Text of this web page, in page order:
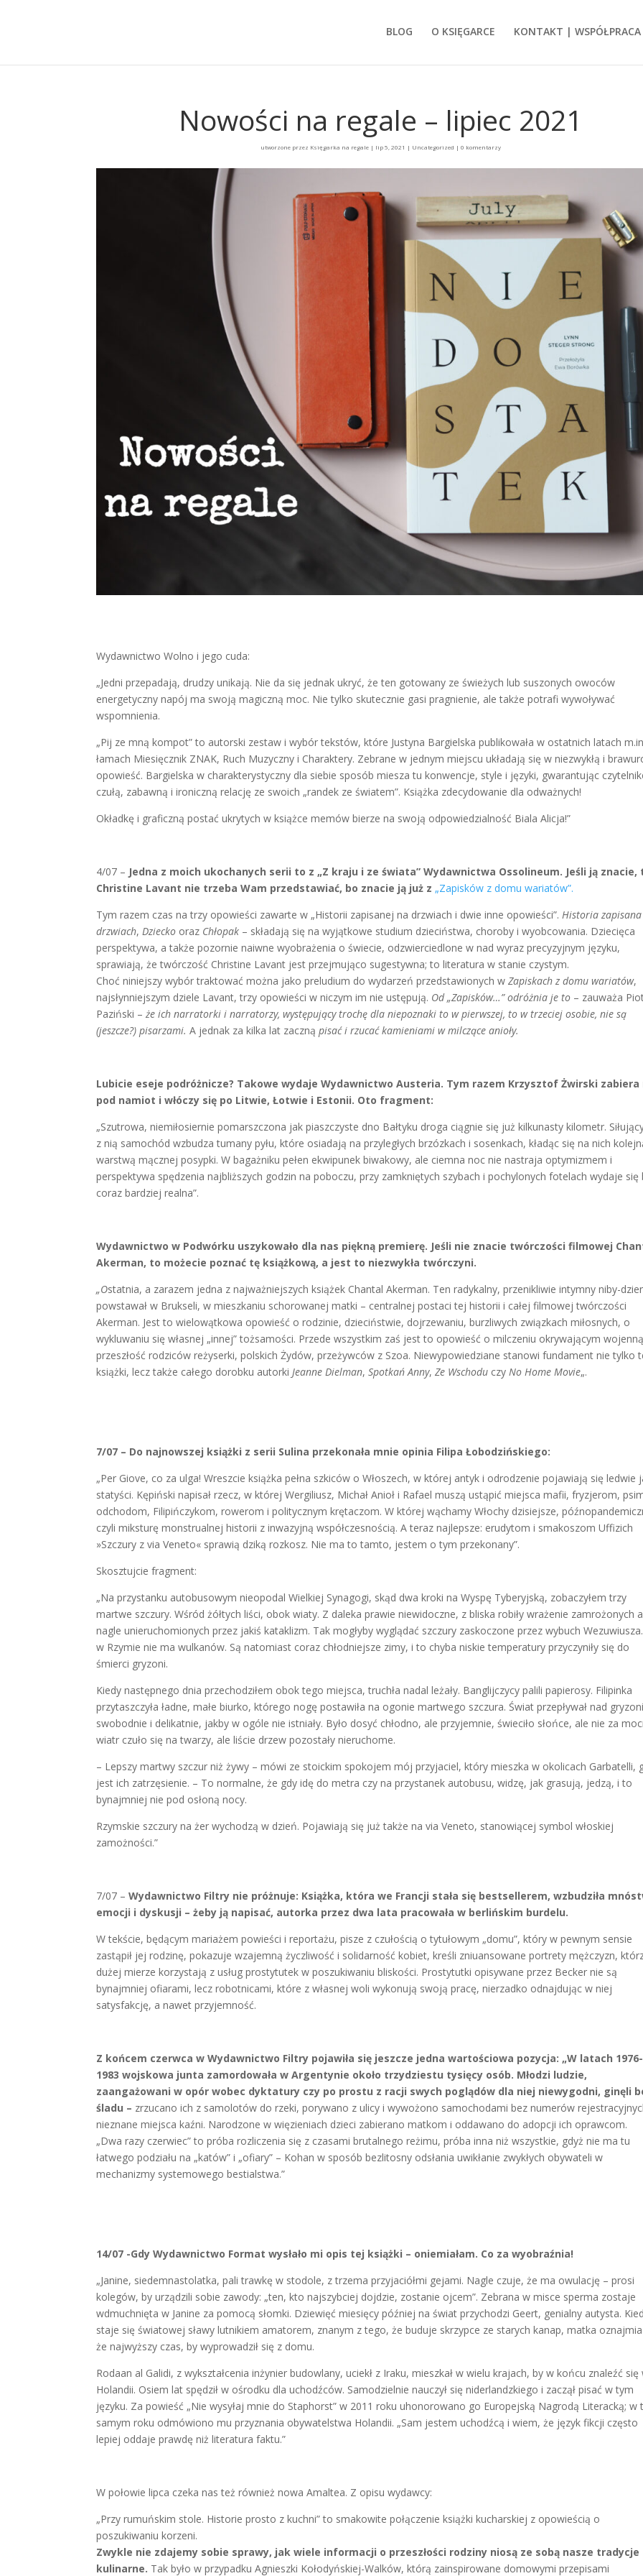
BLOG O KSIĘGARCE KONTAKT | WSPÓŁPRACA
Nowości na regale – lipiec 2021
utworzone przez Księgarka na regale| lip 5, 2021 | Uncategorized | 0 komentarzy
Wydawnictwo Wolno i jego cuda:
„Jedni przepadają, drudzy unikają. Nie da się jednak ukryć, że ten gotowany ze świeżych lub suszonych owoców
energetyczny napój ma swoją magiczną moc. Nie tylko skutecznie gasi pragnienie, ale także potrafi wywoływać
wspomnienia.
„Pij ze mną kompot” to autorski zestaw i wybór tekstów, które Justyna Bargielska publikowała w ostatnich latach
łamach Miesięcznik ZNAK, Ruch Muzyczny i Charaktery. Zebrane w jednym miejscu układają się w niezwykłą i
opowieść. Bargielska w charakterystyczny dla siebie sposób miesza tu konwencje, style i języki, gwarantując
czułą, zabawną i ironiczną relację ze swoich „randek ze światem”. Książka zdecydowanie dla odważnych!
Okładkę i graficzną postać ukrytych w książce memów bierze na swoją odpowiedzialność Biala Alicja!”
4/07 – Jedna z moich ukochanych serii to z „Z kraju i ze świata” Wydawnictwa Ossolineum. Jeśli ją znacie,
Christine Lavant nie trzeba Wam przedstawiać, bo znacie ją już z „Zapisków z domu wariatów”.
Tym razem czas na trzy opowieści zawarte w „Historii zapisanej na drzwiach i dwie inne opowieści”. Historia
drzwiach, Dziecko oraz Chłopak – składają się na wyjątkowe studium dzieciństwa, choroby i wyobcowania. Dziecięca
perspektywa, a także pozornie naiwne wyobrażenia o świecie, odzwierciedlone w nad wyraz precyzyjnym języku,
sprawiają, że twórczość Christine Lavant jest przejmująco sugestywna; to literatura w stanie czystym.
Choć niniejszy wybór traktować można jako preludium do wydarzeń przedstawionych wZapiskach z domu wariatów,
najsłynniejszym dziele Lavant, trzy opowieści w niczym im nie ustępują. Od „Zapisków…” odróżnia je to – zauważa
Paziński –że ich narratorki i narratorzy, występujący trochę dla niepoznaki to w pierwszej, to w trzeciej osobie, nie są
(jeszcze?) pisarzami. A jednak za kilka lat zacznąpisać i rzucać kamieniami w milczące anioły.
Lubicie eseje podróżnicze? Takowe wydaje Wydawnictwo Austeria. Tym razem Krzysztof Żwirski zabiera
pod namiot i włóczy się po Litwie, Łotwie i Estonii. Oto fragment:
„Szutrowa, niemiłosiernie pomarszczona jak piaszczyste dno Bałtyku droga ciągnie się już kilkunasty kilometr.
z nią samochód wzbudza tumany pyłu, które osiadają na przyległych brzózkach i sosenkach, kładąc się na nich
warstwą mącznej posypki. W bagażniku pełen ekwipunek biwakowy, ale ciemna noc nie nastraja optymizmem i
perspektywa spędzenia najbliższych godzin na poboczu, przy zamkniętych szybach i pochylonych fotelach wydaje się
coraz bardziej realna”.
Wydawnictwo w Podwórku uszykowało dla nas piękną premierę. Jeśli nie znacie twórczości filmowej
Akerman, to możecie poznać tę książkową, a jest to niezwykła twórczyni.
„Ostatnia, a zarazem jedna z najważniejszych książek Chantal Akerman. Ten radykalny, przenikliwie intymny niby-
powstawał w Brukseli, w mieszkaniu schorowanej matki – centralnej postaci tej historii i całej filmowej twórczości
Akerman. Jest to wielowątkowa opowieść o rodzinie, dzieciństwie, dojrzewaniu, burzliwych związkach miłosnych, o
wykluwaniu się własnej „innej” tożsamości. Przede wszystkim zaś jest to opowieść o milczeniu okrywającym wojenną
przeszłość rodziców reżyserki, polskich Żydów, przeżywców z Szoa. Niewypowiedziane stanowi fundament nie tylko
książki, lecz także całego dorobku autorki Jeanne Dielman,Spotkań Anny,Ze Wschodu czy No Home Movie„.
7/07 – Do najnowszej książki z serii Sulina przekonała mnie opinia Filipa Łobodzińskiego:
„Per Giove, co za ulga! Wreszcie książka pełna szkiców o Włoszech, w której antyk i odrodzenie pojawiają się ledwie
statyści. Kępiński napisał rzecz, w której Wergiliusz, Michał Anioł i Rafael muszą ustąpić miejsca mafii, fryzjerom,
odchodom, Filipińczykom, rowerom i politycznym krętaczom. W której wąchamy Włochy dzisiejsze,
czyli miksturę monstrualnej historii z inwazyjną współczesnością. A teraz najlepsze: erudytom i smakoszom Uffizich
»Szczury z via Veneto« sprawią dziką rozkosz. Nie ma to tamto, jestem o tym przekonany”.
Skosztujcie fragment:
„Na przystanku autobusowym nieopodal Wielkiej Synagogi, skąd dwa kroki na Wyspę Tyberyjską, zobaczyłem trzy
martwe szczury. Wśród żółtych liści, obok wiaty. Z daleka prawie niewidoczne, z bliska robiły wrażenie zamrożonych
nagle unieruchomionych przez jakiś kataklizm. Tak mogłyby wyglądać szczury zaskoczone przez wybuch
w Rzymie nie ma wulkanów. Są natomiast coraz chłodniejsze zimy, i to chyba niskie temperatury przyczyniły się do
śmierci gryzoni.
Kiedy następnego dnia przechodziłem obok tego miejsca, truchła nadal leżały. Banglijczycy palili papierosy. Filipinka
przytaszczyła ładne, małe biurko, którego nogę postawiła na ogonie martwego szczura. Świat przepływał nad
swobodnie i delikatnie, jakby w ogóle nie istniały. Było dosyć chłodno, ale przyjemnie, świeciło słońce, ale nie za
wiatr czuło się na twarzy, ale liście drzew pozostały nieruchome.
– Lepszy martwy szczur niż żywy – mówi ze stoickim spokojem mój przyjaciel, który mieszka w okolicach Garbatelli,
jest ich zatrzęsienie. – To normalne, że gdy idę do metra czy na przystanek autobusu, widzę, jak grasują, jedzą, i to
bynajmniej nie pod osłoną nocy.
Rzymskie szczury na żer wychodzą w dzień. Pojawiają się już także na via Veneto, stanowiącej symbol włoskiej
zamożności.”
7/07 –Wydawnictwo Filtry nie próżnuje: Książka, która we Francji stała się bestsellerem, wzbudziła
emocji i dyskusji – żeby ją napisać, autorka przez dwa lata pracowała w berlińskim burdelu.
W tekście, będącym mariażem powieści i reportażu, pisze z czułością o tytułowym „domu”, który w pewnym sensie
zastąpił jej rodzinę, pokazuje wzajemną życzliwość i solidarność kobiet, kreśli zniuansowane portrety mężczyzn,
dużej mierze korzystają z usług prostytutek w poszukiwaniu bliskości. Prostytutki opisywane przez Becker nie są
bynajmniej ofiarami, lecz robotnicami, które z własnej woli wykonują swoją pracę, nierzadko odnajdując w niej
satysfakcję, a nawet przyjemność.
Z końcem czerwca w Wydawnictwo Filtry pojawiła się jeszcze jedna wartościowa pozycja: „W latach 1976-
1983 wojskowa junta zamordowała w Argentynie około trzydziestu tysięcy osób. Młodzi ludzie,
zaangażowani w opór wobec dyktatury czy po prostu z racji swych poglądów dla niej niewygodni, ginęli
śladu – zrzucano ich z samolotów do rzeki, porywano z ulicy i wywożono samochodami bez numerów
nieznane miejsca kaźni. Narodzone w więzieniach dzieci zabierano matkom i oddawano do adopcji ich oprawcom.
„Dwa razy czerwiec” to próba rozliczenia się z czasami brutalnego reżimu, próba inna niż wszystkie, gdyż nie ma tu
łatwego podziału na „katów” i „ofiary” – Kohan w sposób bezlitosny odsłania uwikłanie zwykłych obywateli w
mechanizmy systemowego bestialstwa.”
14/07 -Gdy Wydawnictwo Format wysłało mi opis tej książki – oniemiałam. Co za wyobraźnia!
„Janine, siedemnastolatka, pali trawkę w stodole, z trzema przyjaciółmi gejami. Nagle czuje, że ma owulację – prosi
kolegów, by urządzili sobie zawody: „ten, kto najszybciej dojdzie, zostanie ojcem”. Zebrana w misce sperma zostaje
wdmuchnięta w Janine za pomocą słomki. Dziewięć miesięcy później na świat przychodzi Geert, genialny autysta.
staje się światowej sławy lutnikiem amatorem, znanym z tego, że buduje skrzypce ze starych kanap, matka
że najwyższy czas, by wyprowadził się z domu.
Rodaan al Galidi, z wykształcenia inżynier budowlany, uciekł z Iraku, mieszkał w wielu krajach, by w końcu znaleźć się
Holandii. Osiem lat spędził w ośrodku dla uchodźców. Samodzielnie nauczył się niderlandzkiego i zaczął pisać w tym
języku. Za powieść „Nie wysyłaj mnie do Staphorst” w 2011 roku uhonorowano go Europejską Nagrodą Literacką; w
samym roku odmówiono mu przyznania obywatelstwa Holandii. „Sam jestem uchodźcą i wiem, że język fikcji często
lepiej oddaje prawdę niż literatura faktu.”
W połowie lipca czeka nas też również nowa Amaltea. Z opisu wydawcy:
„Przy rumuńskim stole. Historie prosto z kuchni” to smakowite połączenie książki kucharskiej z opowieścią o
poszukiwaniu korzeni.
Zwykle nie zdajemy sobie sprawy, jak wiele informacji o przeszłości rodziny niosą ze sobą nasze tradycje
kulinarne. Tak było w przypadku Agnieszki Kołodyńskiej-Walków, którą zainspirowane domowymi przepisami